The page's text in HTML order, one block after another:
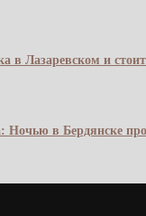
в Лазаревском и
Ночью в Бердянске